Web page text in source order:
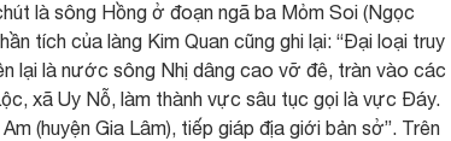
là sông Hồng ở đoạn ngã ba Mỏm Soi (Ngọc
tích của làng Kim Quan cũng ghi lại: “Đại loại truy
lại là nước sông Nhị dâng cao vỡ đê, tràn vào các
xã Uy Nỗ, làm thành vực sâu tục gọi là vực Đáy.
(huyện Gia Lâm), tiếp giáp địa giới bản sở”. Trên